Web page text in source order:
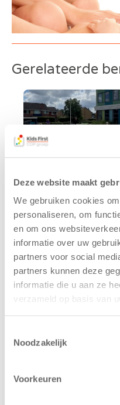
Deze website maakt
We gebruiken cookies
personaliseren, om
en om ons
informatie over uw
partners voor social
partners kunnen deze
informatie die u aan ze
verzameld op basis van
Noodzakelijk
Voorkeuren
Gerelateerde
Kinderen BSO
De
Westerburcht
trainen alvast
voor Kids First
Mini 4 Mijl
7 augustus 2026
van BSO De
donderdag alvast